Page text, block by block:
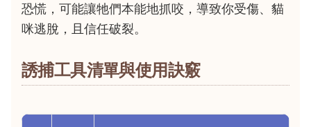
恐慌，可能讓牠們本能地抓咬，導致你受傷、貓
咪逃脫，且信任破裂。
誘捕工具清單與使用訣竅